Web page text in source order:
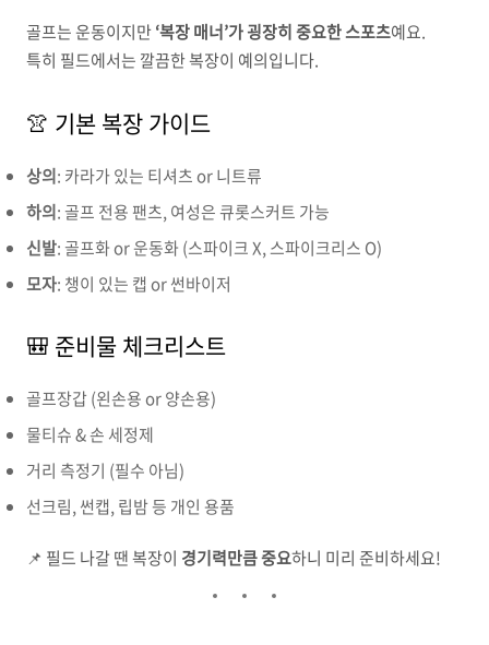
골프는 운동이지만‘복장 매너’가 굉장히 중요한 스포츠예요.
특히 필드에서는 깔끔한 복장이 예의입니다.
👚 기본 복장 가이드
상의: 카라가 있는 티셔츠 or 니트류
하의: 골프 전용 팬츠, 여성은 큐롯스커트 가능
신발: 골프화 or 운동화 (스파이크 X, 스파이크리스 O)
모자: 챙이 있는 캡 or 썬바이저
🎒 준비물 체크리스트
골프장갑 (왼손용 or 양손용)
물티슈 & 손 세정제
거리 측정기 (필수 아님)
선크림, 썬캡, 립밤 등 개인 용품
📌 필드 나갈 땐 복장이 경기력만큼 중요하니 미리 준비하세요!